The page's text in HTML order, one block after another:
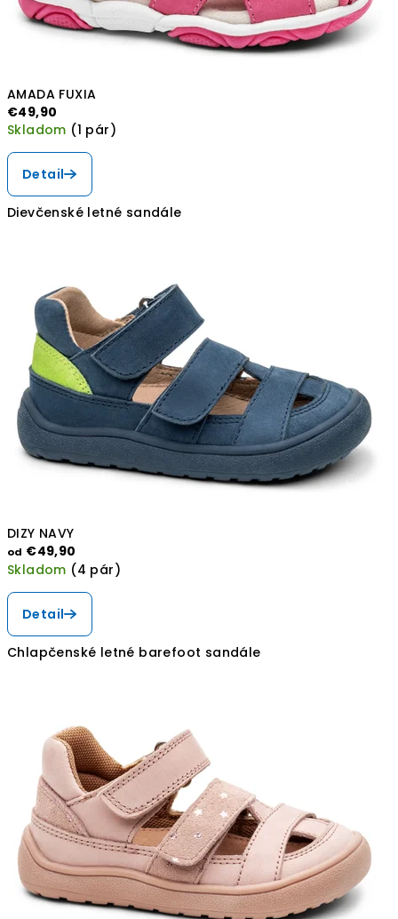
AMADA FUXIA
€49,90
Skladom (1 pár)
Detail
Dievčenské letné sandále
DIZY NAVY
od €49,90
Skladom (4 pár)
Detail
Chlapčenské letné barefoot sandále